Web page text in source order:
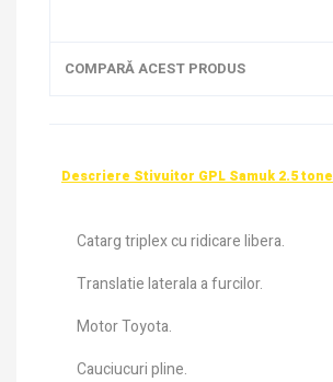
COMPARĂ ACEST PRODUS
Descriere Stivuitor GPL Samuk 2.5 tone
Catarg triplex cu ridicare libera.
Translatie laterala a furcilor.
Motor Toyota.
Cauciucuri pline.